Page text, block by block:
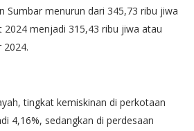
Sumbar menurun dari 345,73 ribu jiwa
2024 menjadi 315,43 ribu jiwa atau
2024.
tingkat kemiskinan di perkotaan
4,16%, sedangkan di perdesaan